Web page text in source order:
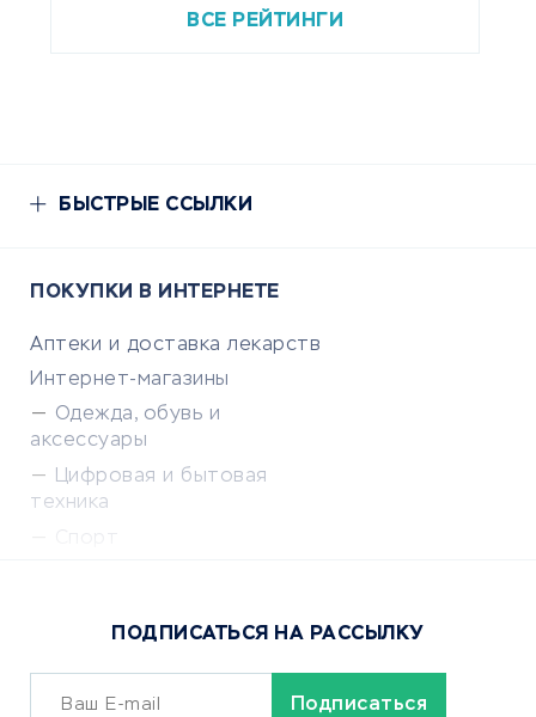
ВСЕ РЕЙТИНГИ
БЫСТРЫЕ ССЫЛКИ
ПОКУПКИ В ИНТЕРНЕТЕ
Аптеки и доставка лекарств
Интернет-магазины
Одежда, обувь и
аксессуары
Цифровая и бытовая
техника
Сервисы доставки
ПОДПИСАТЬСЯ НА РАССЫЛКУ